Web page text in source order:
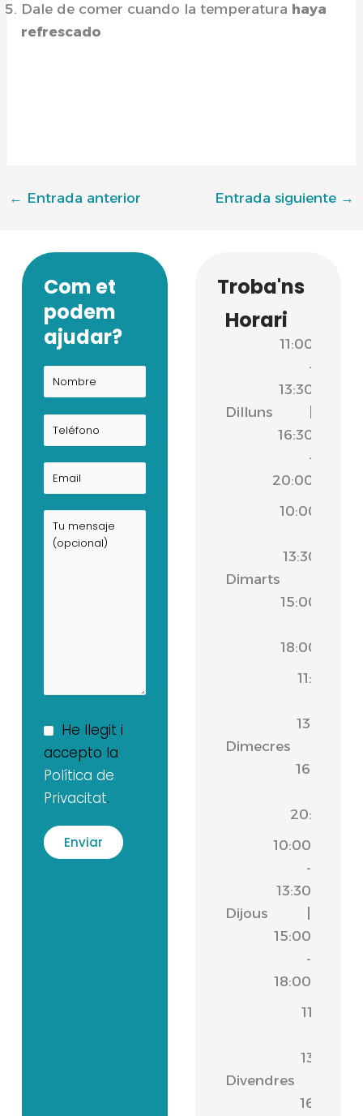
Dale de comer cuando la temperatura haya
refrescado
← Entrada anterior Entrada siguiente →
Com et
podem
ajudar?
He llegit i
accepto la
Política de
Privacitat.
Troba'ns
Horari
Dilluns
11:00
-
13:30
16:30
-
20:00
Dimarts
10:00
13:30
15:00
18:00
Dimecres
11:00
13:30
16:30
20:00
Dijous
10:00
-
13:30
15:00
-
18:00
Divendres
11:00
13:30
16:30